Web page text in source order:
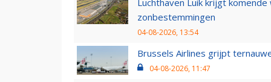
zonbestemmingen
04-08-2026, 13:54
Brussels Airlines grijpt
04-08-2026, 11:47